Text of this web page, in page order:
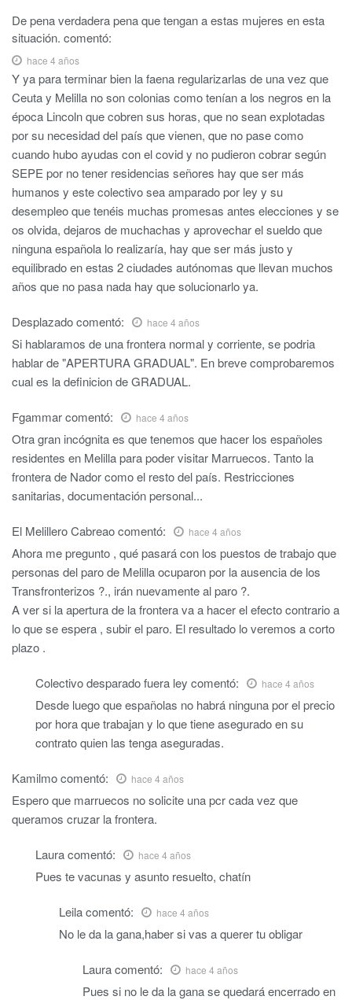
De pena verdadera pena que tengan a estas mujeres en esta
situación. comentó:
hace 4 años
Y ya para terminar bien la faena regularizarlas de una vez que
Ceuta y Melilla no son colonias como tenían a los negros en la
época Lincoln que cobren sus horas, que no sean explotadas
por su necesidad del país que vienen, que no pase como
cuando hubo ayudas con el covid y no pudieron cobrar según
SEPE por no tener residencias señores hay que ser más
humanos y este colectivo sea amparado por ley y su
desempleo que tenéis muchas promesas antes elecciones y se
os olvida, dejaros de muchachas y aprovechar el sueldo que
ninguna española lo realizaría, hay que ser más justo y
equilibrado en estas 2 ciudades autónomas que llevan muchos
años que no pasa nada hay que solucionarlo ya.
Desplazadocomentó: hace 4 años
Si hablaramos de una frontera normal y corriente, se podria
hablar de "APERTURA GRADUAL". En breve comprobaremos
cual es la definicion de GRADUAL.
Fgammarcomentó: hace 4 años
Otra gran incógnita es que tenemos que hacer los españoles
residentes en Melilla para poder visitar Marruecos. Tanto la
frontera de Nador como el resto del país. Restricciones
sanitarias, documentación personal...
El Melillero Cabreaocomentó: hace 4 años
Ahora me pregunto , qué pasará con los puestos de trabajo que
personas del paro de Melilla ocuparon por la ausencia de los
Transfronterizos ?., irán nuevamente al paro ?.
A ver si la apertura de la frontera va a hacer el efecto contrario a
lo que se espera , subir el paro. El resultado lo veremos a corto
plazo .
Colectivo desparado fuera ley comentó: hace 4 años
Desde luego que españolas no habrá ninguna por el precio
por hora que trabajan y lo que tiene asegurado en su
contrato quien las tenga aseguradas.
Kamilmocomentó: hace 4 años
Espero que marruecos no solicite una pcr cada vez que
queramos cruzar la frontera.
Lauracomentó: hace 4 años
Pues te vacunas y asunto resuelto, chatín
Leilacomentó: hace 4 años
No le da la gana,haber si vas a querer tu obligar
Lauracomentó: hace 4 años
Pues si no le da la gana se quedará encerrado en